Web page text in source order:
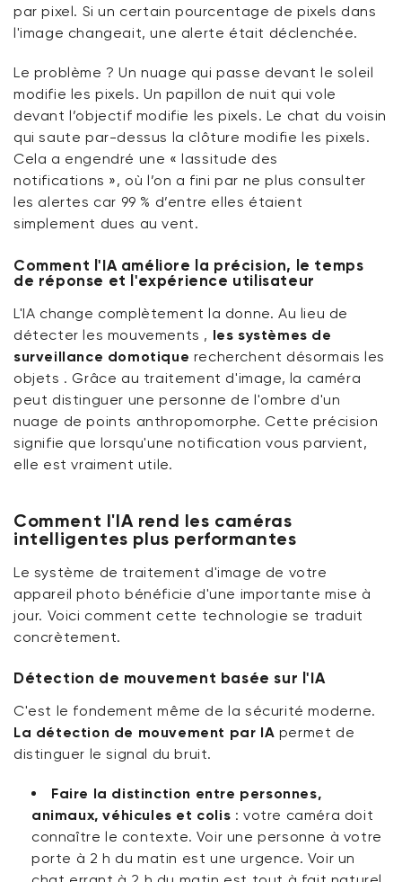
par pixel. Si un certain pourcentage de pixels dans
l'image changeait, une alerte était déclenchée.
Le problème ? Un nuage qui passe devant le soleil
modifie les pixels. Un papillon de nuit qui vole
devant l’objectif modifie les pixels. Le chat du voisin
qui saute par-dessus la clôture modifie les pixels.
Cela a engendré une « lassitude des
notifications », où l’on a fini par ne plus consulter
les alertes car 99 % d’entre elles étaient
simplement dues au vent.
Comment l'IA améliore la précision, le temps
de réponse et l'expérience utilisateur
L'IA change complètement la donne. Au lieu de
détecter les mouvements , les systèmes de
surveillance domotique recherchent désormais les
objets . Grâce au traitement d'image, la caméra
peut distinguer une personne de l'ombre d'un
nuage de points anthropomorphe. Cette précision
signifie que lorsqu'une notification vous parvient,
elle est vraiment utile.
Comment l'IA rend les caméras
intelligentes plus performantes
Le système de traitement d'image de votre
appareil photo bénéficie d'une importante mise à
jour. Voici comment cette technologie se traduit
concrètement.
Détection de mouvement basée sur l'IA
C'est le fondement même de la sécurité moderne.
La détection de mouvement par IA permet de
distinguer le signal du bruit.
Faire la distinction entre personnes,
animaux, véhicules et colis : votre caméra doit
connaître le contexte. Voir une personne à votre
porte à 2 h du matin est une urgence. Voir un